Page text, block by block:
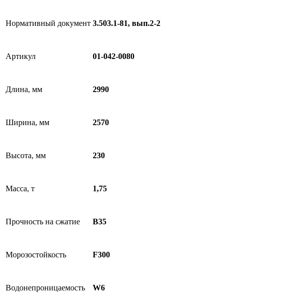
Нормативный документ 3.503.1-81, вып.2-2
Артикул 01-042-0080
Длина, мм 2990
Ширина, мм 2570
Высота, мм 230
Масса, т 1,75
Прочность на сжатие B35
Морозостойкость F300
Водонепроницаемость W6